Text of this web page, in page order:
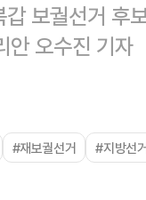
보궐선거 후
오수진 기자
#재보궐선거 #지방선